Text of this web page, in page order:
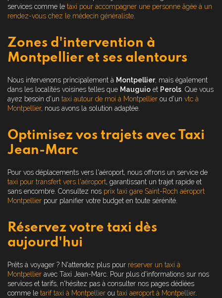
services comme le taxi pour accompagner une personne âgée à un
rendez-vous chez le médecin généraliste
Zones d'intervention à
Montpellier et ses alentours
Nous intervenons principalement à Montpellier, mais également
dans les localités voisines telles que Mauguio et Perols . Que vous
ayez besoin d'un taxi autour de moi à Montpellier ou d'un vtc à
Montpellier, nous avons la solution adaptée.
Optimisez vos trajets avec Taxi
Jean-Marc
Pour vos déplacements vers l'aéroport, nous offrons un service de
taxi pour transfert vers l'aéroport, garantissant un trajet rapide et
sans encombre. Consultez nos prix taxi gare Saint-Roch aéroport
Montpellier pour planifier votre budget en toute sérénité.
Réservez votre taxi dès
aujourd'hui
Prêts à voyager ? N'attendez plus pour réserver un taxi à
Montpellier avec Taxi Jean-Marc. Pour plus d'informations sur nos
services et tarifs, n'hésitez pas à consulter nos pages dédiées
comme le tarif taxi à Montpellier ou taxi aeroport à Montpellier.